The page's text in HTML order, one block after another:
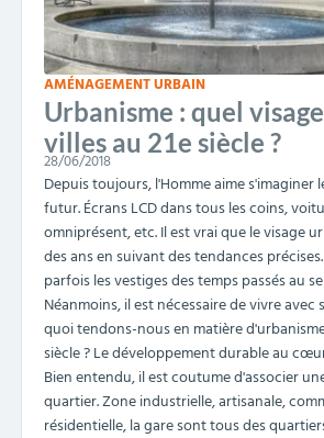
AMÉNAGEMENT URBAIN
Urbanisme : quel
villes au 21e siècle ?
28/06/2018
Depuis toujours, l'Homme aime s'imaginer
futur. Écrans LCD dans tous les coins,
omniprésent, etc. Il est vrai que le visage
des ans en suivant des tendances
parfois les vestiges des temps passés au
Néanmoins, il est nécessaire de vivre avec
quoi tendons-nous en matière
siècle ? Le développement durable au
Bien entendu, il est coutume d'associer
quartier. Zone industrielle, artisanale,
résidentielle, la gare sont tous des